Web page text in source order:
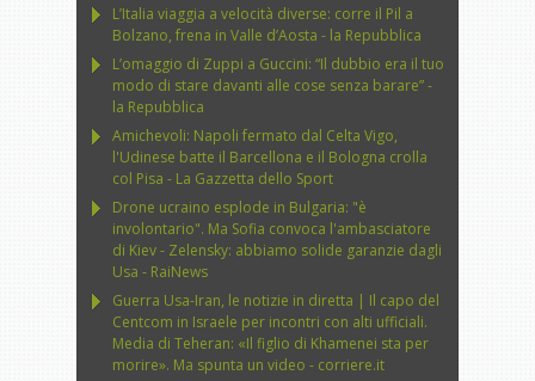
L’Italia viaggia a velocità diverse: corre il Pil a
Bolzano, frena in Valle d’Aosta - la Repubblica
L’omaggio di Zuppi a Guccini: “Il dubbio era il tuo
modo di stare davanti alle cose senza barare” -
la Repubblica
Amichevoli: Napoli fermato dal Celta Vigo,
l'Udinese batte il Barcellona e il Bologna crolla
col Pisa - La Gazzetta dello Sport
Drone ucraino esplode in Bulgaria: "è
involontario". Ma Sofia convoca l'ambasciatore
di Kiev - Zelensky: abbiamo solide garanzie dagli
Usa - RaiNews
Guerra Usa-Iran, le notizie in diretta | Il capo del
Centcom in Israele per incontri con alti ufficiali.
Media di Teheran: «Il figlio di Khamenei sta per
morire». Ma spunta un video - corriere.it